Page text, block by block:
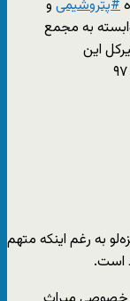
#پتروشیمی و
به مجمع
این
به رغم اینکه متهم
است.